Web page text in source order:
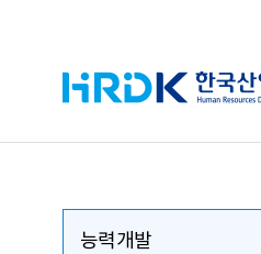
HRDK 한국산업인력공단
능력개발